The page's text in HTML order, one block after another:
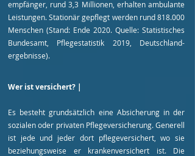
empfänger, rund 3,3 Millionen, erhalten ambulante
Leistungen. Stationär gepflegt werden rund 818.000
Menschen (Stand: Ende 2020. Quelle: Statistisches
Bundesamt, Pflegestatistik 2019, Deutschland-
ergebnisse).
Wer ist versichert? |
Es besteht grundsätzlich eine Absicherung in der
sozialen oder privaten Pflegeversicherung. Generell
ist jede und jeder dort pflegeversichert, wo sie
beziehungsweise er krankenversichert ist. Die